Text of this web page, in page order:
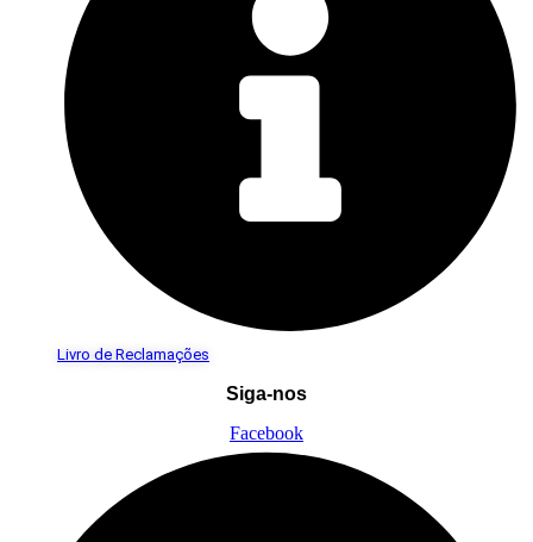
Livro de Reclamações
Siga-nos
Facebook